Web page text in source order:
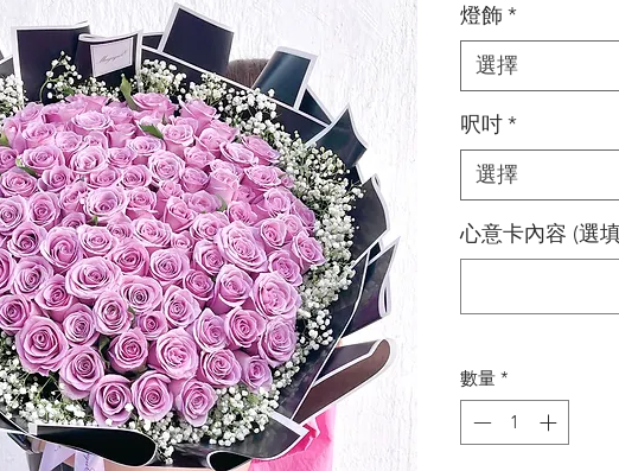
格
燈飾*
選擇
呎吋*
選擇
心意卡內容 (選
數量 *